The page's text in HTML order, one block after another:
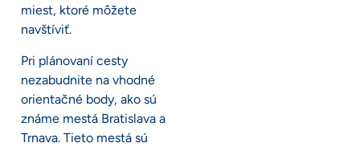
miest, ktoré môžete
navštíviť.
Pri plánovaní cesty
nezabudnite na vhodné
orientačné body, ako sú
známe mestá Bratislava a
Trnava. Tieto mestá sú